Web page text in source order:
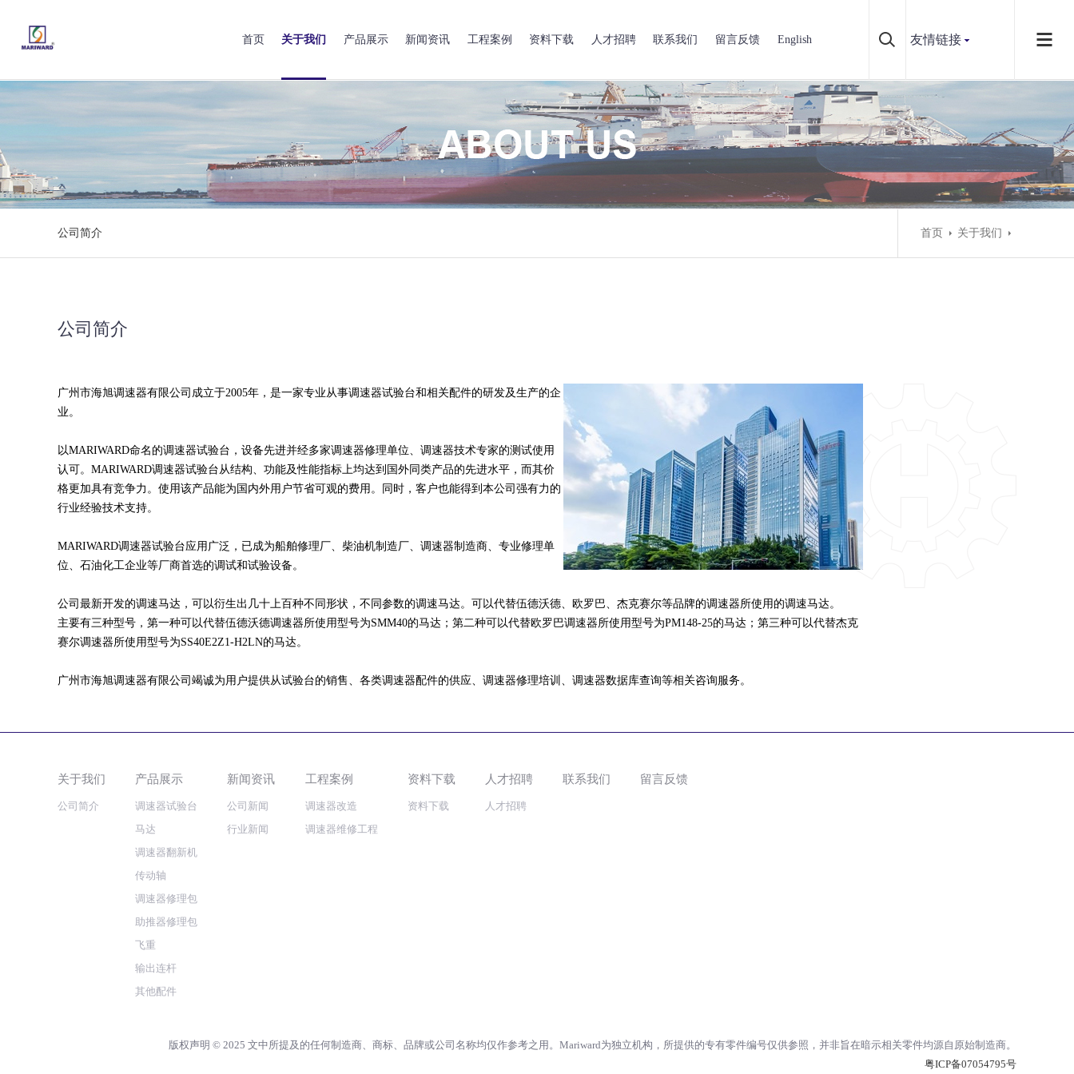
首页 关于我们 产品展示 新闻资讯 工程案例 资料下载 人才招聘 联系我们 留言反馈 English 友情链接
公司简介 首页 关于我们
公司简介
广州市海旭调速器有限公司成立于2005年，是一家专业从事调速器试验台和相关配件的研发及生产的企
业。
以MARIWARD命名的调速器试验台，设备先进并经多家调速器修理单位、调速器技术专家的测试使用
认可。MARIWARD调速器试验台从结构、功能及性能指标上均达到国外同类产品的先进水平，而其价
格更加具有竞争力。使用该产品能为国内外用户节省可观的费用。同时，客户也能得到本公司强有力的
行业经验技术支持。
MARIWARD调速器试验台应用广泛，已成为船舶修理厂、柴油机制造厂、调速器制造商、专业修理单
位、石油化工企业等厂商首选的调试和试验设备。
公司最新开发的调速马达，可以衍生出几十上百种不同形状，不同参数的调速马达。可以代替伍德沃德、欧罗巴、杰克赛尔等品牌的调速器所使用的调速马达。
主要有三种型号，第一种可以代替伍德沃德调速器所使用型号为SMM40的马达；第二种可以代替欧罗巴调速器所使用型号为PM148-25的马达；第三种可以代替杰克
赛尔调速器所使用型号为SS40E2Z1-H2LN的马达。
广州市海旭调速器有限公司竭诚为用户提供从试验台的销售、各类调速器配件的供应、调速器修理培训、调速器数据库查询等相关咨询服务。
关于我们
公司简介
产品展示
调速器试验台
马达
调速器翻新机
传动轴
调速器修理包
助推器修理包
飞重
输出连杆
其他配件
新闻资讯
公司新闻
行业新闻
工程案例
调速器改造
调速器维修工程
资料下载
资料下载
人才招聘
人才招聘
联系我们 留言反馈
版权声明 © 2025‌ 文中所提及的任何制造商、商标、品牌或公司名称均仅作参考之用。Mariward为独立机构，所提供的专有零件编号仅供参照，并非旨在暗示相关零件均源自原始制造商。
粤ICP备07054795号